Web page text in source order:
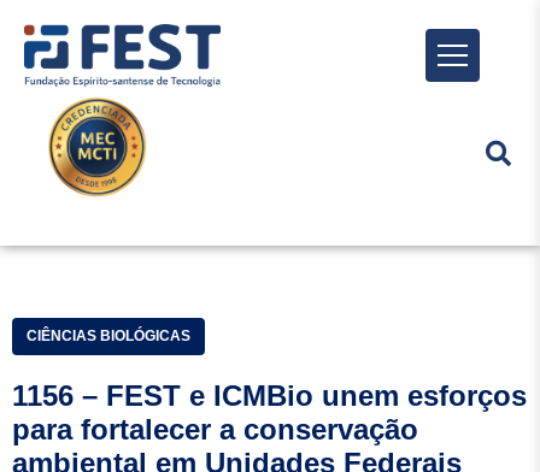
Menu
CIÊNCIAS BIOLÓGICAS
1156 – FEST e ICMBio unem esforços
para fortalecer a conservação
ambiental em Unidades Federais